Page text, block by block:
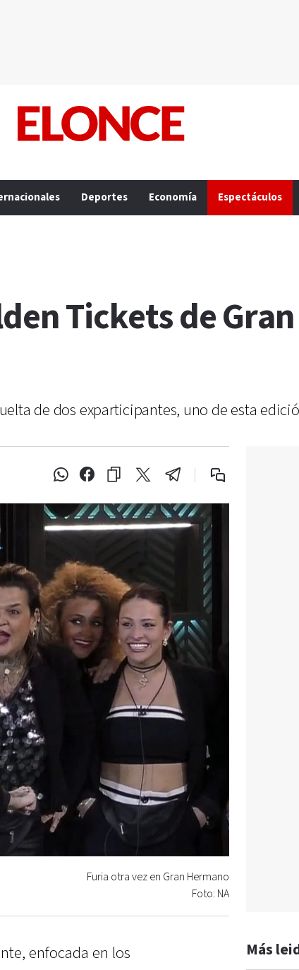
Deportes Economía Espectáculos
Tickets de
de dos exparticipantes, uno de esta
Furia otra vez en Gran Hermano
Foto: NA
enfocada en los
Más